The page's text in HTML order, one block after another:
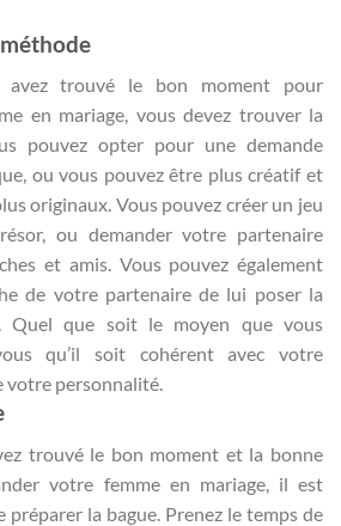
trouvé le bon moment pour
en mariage, vous devez trouver la
pouvez opter pour une demande
ou vous pouvez être plus créatif et
originaux. Vous pouvez créer un jeu
ou demander votre partenaire
et amis. Vous pouvez également
de votre partenaire de lui poser la
Quel que soit le moyen que vous
qu’il soit cohérent avec votre
votre personnalité.
trouvé le bon moment et la bonne
votre femme en mariage, il est
préparer la bague. Prenez le temps de